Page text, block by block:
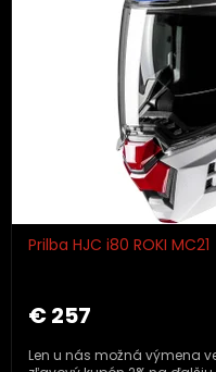
Prilba HJC i80 ROKI MC21
€ 257
Len u nás možná výmena